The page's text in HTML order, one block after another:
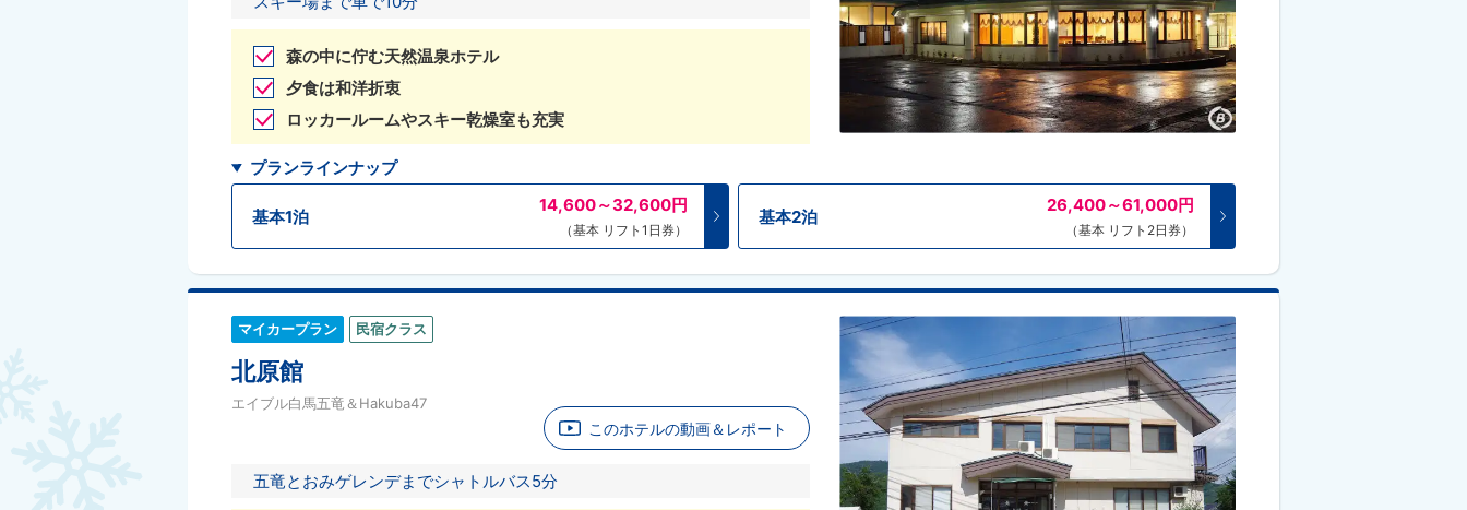
森の中に佇む天然温泉ホテル
夕食は和洋折衷
ロッカールームやスキー乾燥室も充実
プランラインナップ
基本1泊
14,600～32,600円
（基本 リフト1日券）
基本2泊
26,400～61,000円
（基本 リフト2日券）
マイカープラン 民宿クラス
北原館
エイブル白馬五竜＆Hakuba47
このホテルの動画＆レポート
五竜とおみゲレンデまでシャトルバス5分